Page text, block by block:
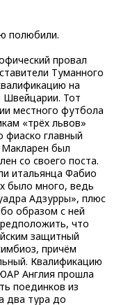
полюбили.
провал
Туманного
на
Швейцарии. Тот
местного футбола
«трёх львов»
фиаско главный
был
со своего поста.
итальянца Фабио
было много, ведь
Адзурры», плюс
образом с ней
что
защитный
причём
Квалификацию
Англия прошла
поединков из
два тура до